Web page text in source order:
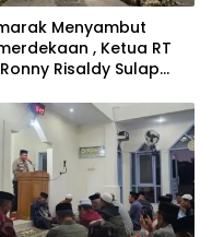
Menyambut
, Ketua RT
Risaldy Sulap